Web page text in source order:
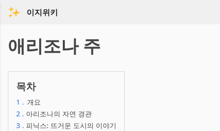
이지위키
애리조나 주
목차
1 . 개요
2 . 아리조나의 자연 경관
3 . 피닉스: 뜨거운 도시의 이야기